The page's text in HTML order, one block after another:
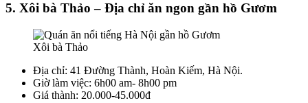
5. Xôi bà Thảo – Địa chỉ ăn ngon gần hồ Gươm
Xôi bà Thảo
Địa chỉ: 41 Đường Thành, Hoàn Kiếm, Hà Nội.
Giờ làm việc: 6h00 am- 8h00 pm
Giá thành: 20.000-45.000đ